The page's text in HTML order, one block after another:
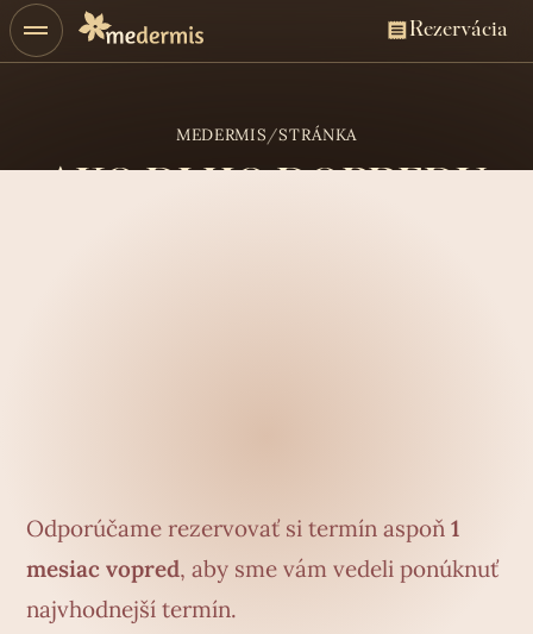
Rezervácia
MEDERMIS/STRÁNKA
Odporúčame rezervovať si termín aspoň1
mesiac vopred, aby sme vám vedeli ponúknuť
najvhodnejší termín.